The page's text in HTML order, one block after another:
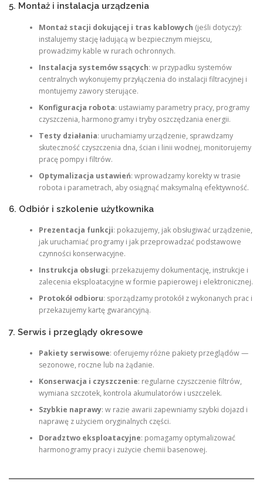
5. Montaż i instalacja urządzenia
Montaż stacji dokującej i tras kablowych (jeśli dotyczy):
instalujemy stację ładującą w bezpiecznym miejscu,
prowadzimy kable w rurach ochronnych.
Instalacja systemów ssących: w przypadku systemów
centralnych wykonujemy przyłączenia do instalacji filtracyjnej i
montujemy zawory sterujące.
Konfiguracja robota: ustawiamy parametry pracy, programy
czyszczenia, harmonogramy i tryby oszczędzania energii.
Testy działania: uruchamiamy urządzenie, sprawdzamy
skuteczność czyszczenia dna, ścian i linii wodnej, monitorujemy
pracę pompy i filtrów.
Optymalizacja ustawień: wprowadzamy korekty w trasie
robota i parametrach, aby osiągnąć maksymalną efektywność.
6. Odbiór i szkolenie użytkownika
Prezentacja funkcji: pokazujemy, jak obsługiwać urządzenie,
jak uruchamiać programy i jak przeprowadzać podstawowe
czynności konserwacyjne.
Instrukcja obsługi: przekazujemy dokumentację, instrukcje i
zalecenia eksploatacyjne w formie papierowej i elektronicznej.
Protokół odbioru: sporządzamy protokół z wykonanych prac i
przekazujemy kartę gwarancyjną.
7. Serwis i przeglądy okresowe
Pakiety serwisowe: oferujemy różne pakiety przeglądów —
sezonowe, roczne lub na żądanie.
Konserwacja i czyszczenie: regularne czyszczenie filtrów,
wymiana szczotek, kontrola akumulatorów i uszczelek.
Szybkie naprawy: w razie awarii zapewniamy szybki dojazd i
naprawę z użyciem oryginalnych części.
Doradztwo eksploatacyjne: pomagamy optymalizować
harmonogramy pracy i zużycie chemii basenowej.